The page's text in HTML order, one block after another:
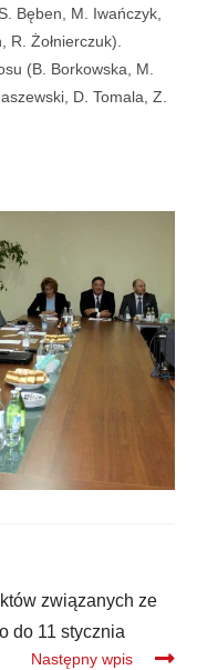
Bęben, M. Iwańczyk,
Żołnierczuk).
(B. Borkowska, M.
D. Tomala, Z.
związanych ze
do 11 stycznia
Następny wpis